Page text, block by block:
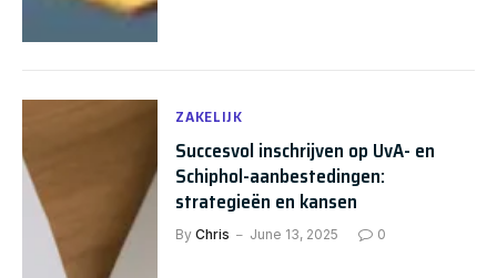
ZAKELIJK
Succesvol inschrijven op UvA- en
Schiphol-aanbestedingen:
strategieën en kansen
By Chris June 13, 2025 0